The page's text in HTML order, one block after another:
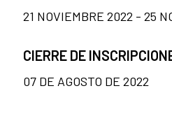
21 NOVIEMBRE 2022 - 25
CIERRE DE
07 DE AGOSTO DE 2022